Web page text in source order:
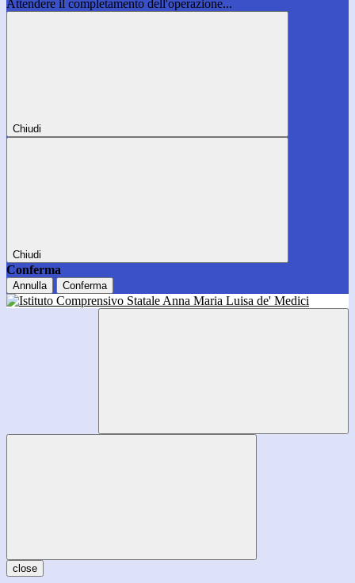
Attendere il completamento dell'operazione...
Chiudi
Chiudi
Conferma
Annulla Conferma
close